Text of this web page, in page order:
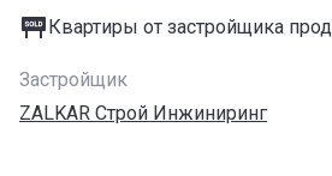
Квартиры от застройщика
Застройщик
ZALKAR Строй Инжиниринг